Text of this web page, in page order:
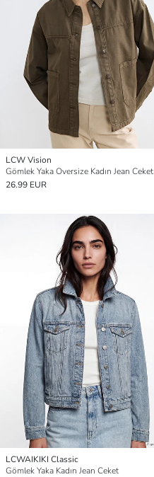
LCW Vision
Gömlek Yaka Oversize Kadın Jean Ceket
26.99 EUR
LCWAIKIKI Classic
Gömlek Yaka Kadın Jean Ceket